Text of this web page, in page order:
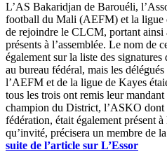
L’AS Bakaridjan de Barouéli,
football du Mali (AEFM) et la ligue
de rejoindre le CLCM, portant ainsi
présents à l’assemblée. Le nom de
également sur la liste des
au bureau fédéral, mais les
l’AEFM et de la ligue de Kayes
tous les trois ont remis leur
champion du District, l’ASKO dont
fédération, était également présent
qu’invité, précisera un membre de
suite de l’article sur L’Essor